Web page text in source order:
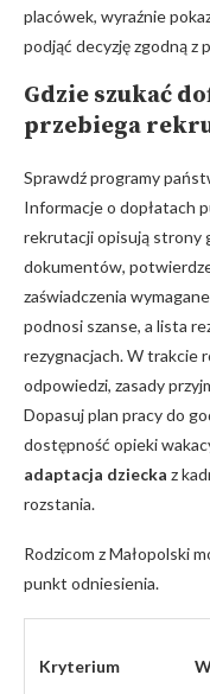
placówek, wyraźnie
podjąć decyzję zgodną z
Gdzie szukać
przebiega
Sprawdź programy
Informacje o dopłatach
rekrutacji opisują strony
dokumentów,
zaświadczenia
podnosi szanse, a lista
rezygnacjach. W trakcie
odpowiedzi, zasady
Dopasuj plan pracy do
dostępność opieki
adaptacja dziecka z
rozstania.
Rodzicom z Małopolski
punkt odniesienia.
Kryterium